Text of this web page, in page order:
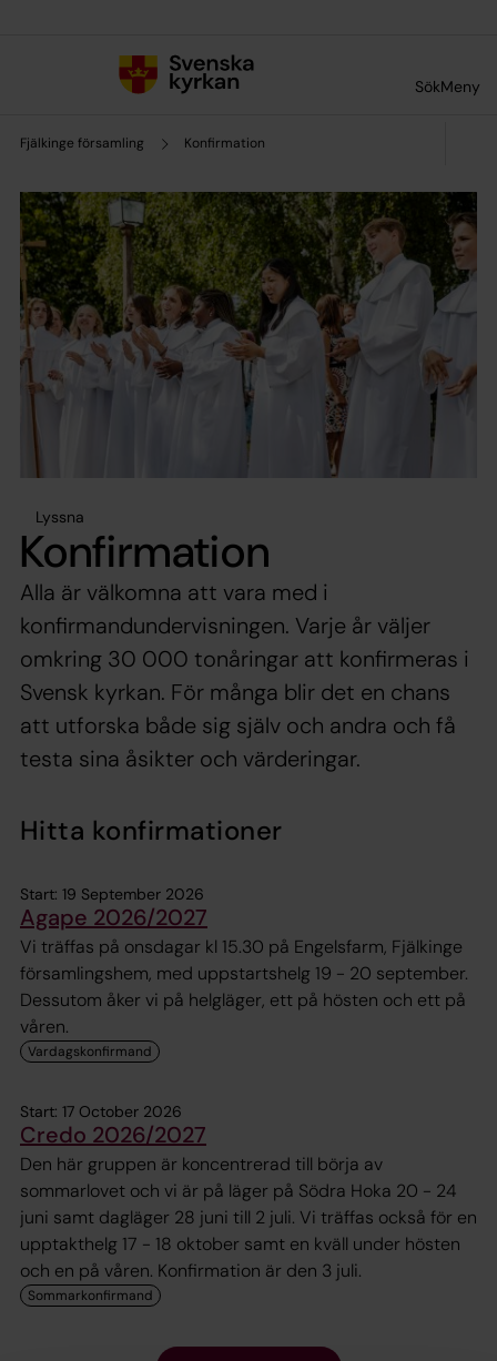
SökMeny
Fjälkinge församling Konfirmation
Lyssna
Konfirmation
Alla är välkomna att vara med i
konfirmandundervisningen. Varje år väljer
omkring 30 000 tonåringar att konfirmeras i
Svensk kyrkan. För många blir det en chans
att utforska både sig själv och andra och få
testa sina åsikter och värderingar.
Hitta konfirmationer
Start: 19 September 2026
Agape 2026/2027
Vi träffas på onsdagar kl 15.30 på Engelsfarm, Fjälkinge
församlingshem, med uppstartshelg 19 - 20 september.
Dessutom åker vi på helgläger, ett på hösten och ett på
våren.
Start: 17 October 2026
Credo 2026/2027
Den här gruppen är koncentrerad till börja av
sommarlovet och vi är på läger på Södra Hoka 20 - 24
juni samt dagläger 28 juni till 2 juli. Vi träffas också för en
upptakthelg 17 - 18 oktober samt en kväll under hösten
och en på våren. Konfirmation är den 3 juli.